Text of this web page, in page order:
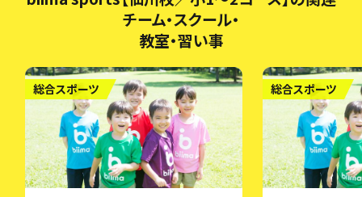
チーム・スクール・
教室・習い事
総合スポーツ 総合スポーツ